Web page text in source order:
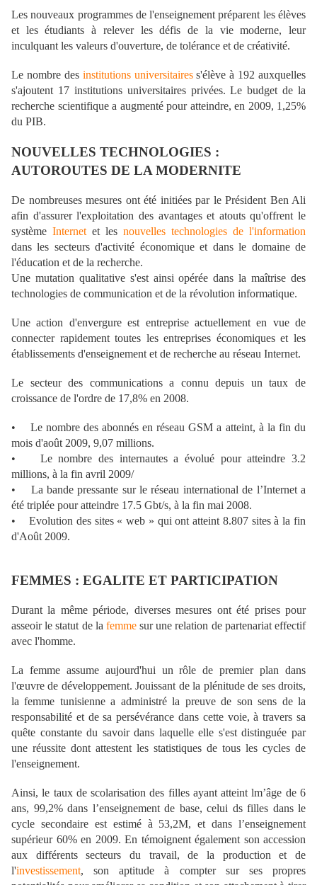
Les nouveaux programmes de l'enseignement préparent les élèves
et les étudiants à relever les défis de la vie moderne, leur
inculquant les valeurs d'ouverture, de tolérance et de créativité.
Le nombre des institutions universitairess'élève à 192 auxquelles
s'ajoutent 17 institutions universitaires privées. Le budget de la
recherche scientifique a augmenté pour atteindre, en 2009, 1,25%
du PIB.
NOUVELLES TECHNOLOGIES :
AUTOROUTES DE LA MODERNITE
De nombreuses mesures ont été initiées par le Président Ben Ali
afin d'assurer l'exploitation des avantages et atouts qu'offrent le
système Internet et les nouvelles technologies de l'information
dans les secteurs d'activité économique et dans le domaine de
l'éducation et de la recherche.
Une mutation qualitative s'est ainsi opérée dans la maîtrise des
technologies de communication et de la révolution informatique.
Une action d'envergure est entreprise actuellement en vue de
connecter rapidement toutes les entreprises économiques et les
établissements d'enseignement et de recherche au réseau Internet.
Le secteur des communications a connu depuis un taux de
croissance de l'ordre de 17,8% en 2008.
• Le nombre des abonnés en réseau GSM a atteint, à la fin du
mois d'août 2009, 9,07 millions.
• Le nombre des internautes a évolué pour atteindre 3.2
millions, à la fin avril 2009/
• La bande pressante sur le réseau international de l’Internet a
été triplée pour atteindre 17.5 Gbt/s, à la fin mai 2008.
• Evolution des sites « web » qui ont atteint 8.807 sites à la fin
d'Août 2009.
FEMMES : EGALITE ET PARTICIPATION
Durant la même période, diverses mesures ont été prises pour
asseoir le statut de la femmesur une relation de partenariat effectif
avec l'homme.
La femme assume aujourd'hui un rôle de premier plan dans
l'œuvre de développement. Jouissant de la plénitude de ses droits,
la femme tunisienne a administré la preuve de son sens de la
responsabilité et de sa persévérance dans cette voie, à travers sa
quête constante du savoir dans laquelle elle s'est distinguée par
une réussite dont attestent les statistiques de tous les cycles de
l'enseignement.
Ainsi, le taux de scolarisation des filles ayant atteint lm’âge de 6
ans, 99,2% dans l’enseignement de base, celui ds filles dans le
cycle secondaire est estimé à 53,2M, et dans l’enseignement
supérieur 60% en 2009. En témoignent également son accession
aux différents secteurs du travail, de la production et de
l'investissement, son aptitude à compter sur ses propres